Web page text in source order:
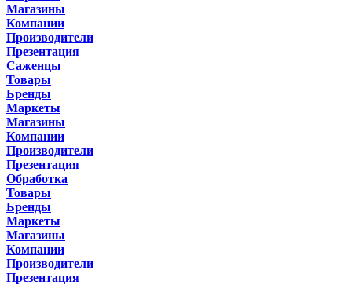
Магазины
Компании
Производители
Презентация
Саженцы
Товары
Бренды
Маркеты
Магазины
Компании
Производители
Презентация
Обработка
Товары
Бренды
Маркеты
Магазины
Компании
Производители
Презентация